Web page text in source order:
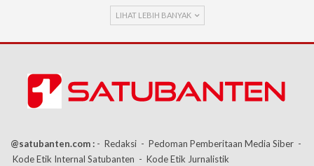
LIHAT LEBIH BANYAK
@satubanten.com : - Redaksi - Pedoman Pemberitaan Media Siber -
Kode Etik Internal Satubanten - Kode Etik Jurnalistik